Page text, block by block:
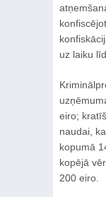
uz laiku
eiro;
naudai,
kopumā
kopējā
200 eiro.